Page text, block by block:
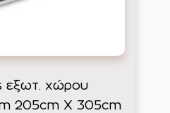
εξωτ. χώρου
205cm X 305cm